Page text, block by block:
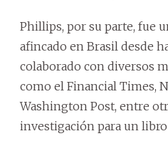
Phillips, por su parte, fue
afincado en Brasil desde
colaborado con diversos
como el Financial Times,
Washington Post, entre
investigación para un libro